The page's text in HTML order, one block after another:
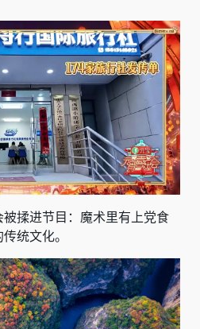
揉进节目：魔术里有上党食
统文化。